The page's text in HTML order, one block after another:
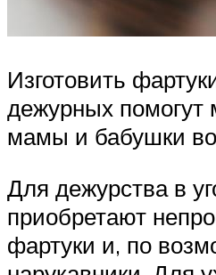
Изготовить
дежурных
мамы и бабушки
Для дежурства в
приобретают
фартуки и, по